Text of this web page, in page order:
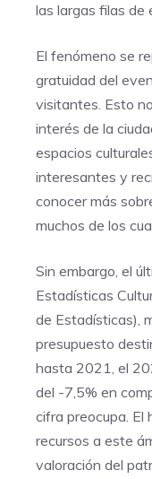
las largas filas de
El fenómeno se
gratuidad del
visitantes. Esto
interés de la
espacios
interesantes y
conocer más
muchos de los
Sin embargo, el
Estadísticas
de Estadísticas),
presupuesto
hasta 2021, el
del -7,5% en
cifra preocupa. El
recursos a este
valoración del